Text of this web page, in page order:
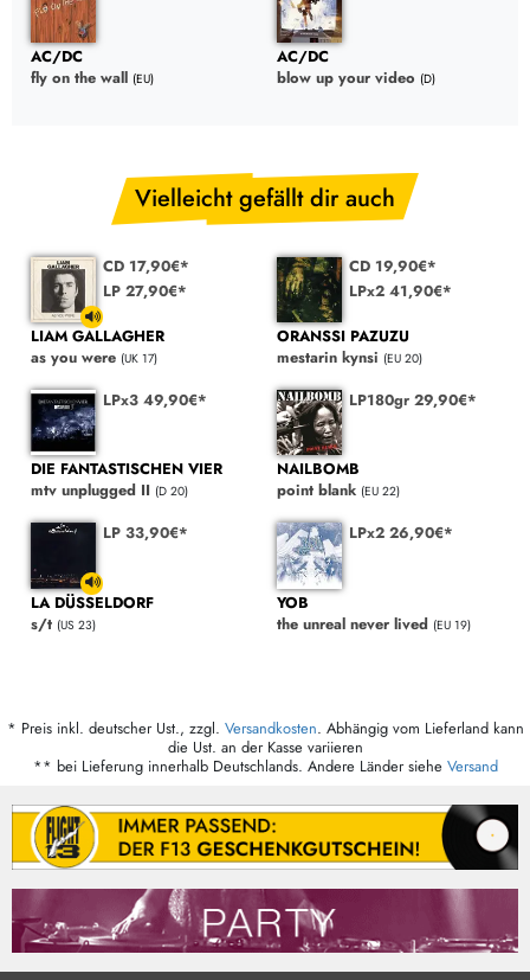
AC/DC
fly on the wall (EU)
AC/DC
blow up your video (D)
Vielleicht gefällt dir auch
CD 17,90€*
LP 27,90€*
LIAM GALLAGHER
as you were (UK 17)
CD 19,90€*
LPx2 41,90€*
ORANSSI PAZUZU
mestarin kynsi (EU 20)
LPx3 49,90€*
DIE FANTASTISCHEN VIER
mtv unplugged II (D 20)
LP180gr 29,90€*
NAILBOMB
point blank (EU 22)
LP 33,90€*
LA DÜSSELDORF
s/t (US 23)
LPx2 26,90€*
YOB
the unreal never lived (EU 19)
* Preis inkl. deutscher Ust., zzgl. Versandkosten. Abhängig vom Lieferland kann
die Ust. an der Kasse variieren
** bei Lieferung innerhalb Deutschlands. Andere Länder siehe Versand